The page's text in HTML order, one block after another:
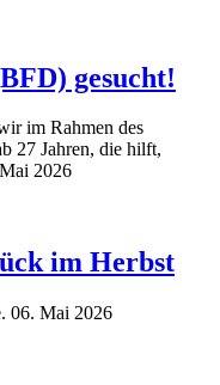
gesucht!
im Rahmen des
27 Jahren, die hilft,
2026
im Herbst
06. Mai 2026